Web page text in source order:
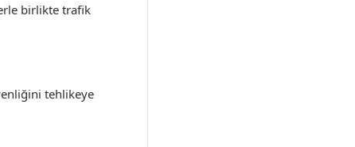
birlikte trafik
tehlikeye